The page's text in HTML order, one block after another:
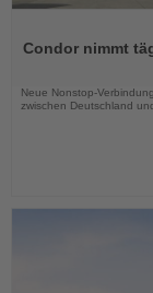
die
Condor nimmt
Neue Nonstop-
zwischen Deutschland